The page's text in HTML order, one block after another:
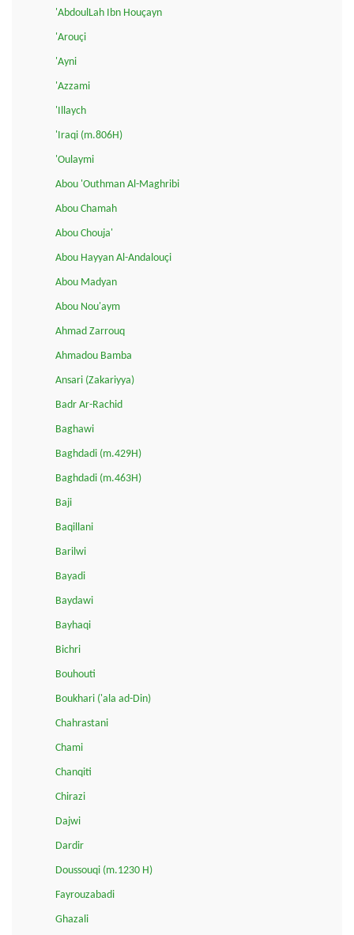
'AbdoulLah Ibn Houçayn
'Arouçi
'Ayni
'Azzami
'Illaych
'Iraqi (m.806H)
'Oulaymi
Abou 'Outhman Al-Maghribi
Abou Chamah
Abou Chouja'
Abou Hayyan Al-Andalouçi
Abou Madyan
Abou Nou'aym
Ahmad Zarrouq
Ahmadou Bamba
Ansari (Zakariyya)
Badr Ar-Rachid
Baghawi
Baghdadi (m.429H)
Baghdadi (m.463H)
Baji
Baqillani
Barilwi
Bayadi
Baydawi
Bayhaqi
Bichri
Bouhouti
Boukhari ('ala ad-Din)
Chahrastani
Chami
Chanqiti
Chirazi
Dajwi
Dardir
Doussouqi (m.1230 H)
Fayrouzabadi
Ghazali